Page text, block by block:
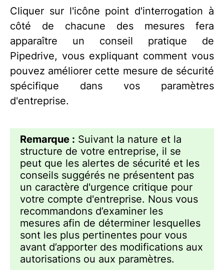
Cliquer sur l'icône point d'interrogation à
côté de chacune des mesures fera
apparaître un conseil pratique de
Pipedrive, vous expliquant comment vous
pouvez améliorer cette mesure de sécurité
spécifique dans vos paramètres
d'entreprise.
Remarque : Suivant la nature et la
structure de votre entreprise, il se
peut que les alertes de sécurité et les
conseils suggérés ne présentent pas
un caractère d'urgence critique pour
votre compte d'entreprise. Nous vous
recommandons d’examiner les
mesures afin de déterminer lesquelles
sont les plus pertinentes pour vous
avant d’apporter des modifications aux
autorisations ou aux paramètres.